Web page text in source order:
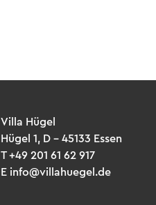
Villa Hügel
Hügel 1, D – 45133 Essen
T +49 201 61 62 917
E info@villahuegel.de